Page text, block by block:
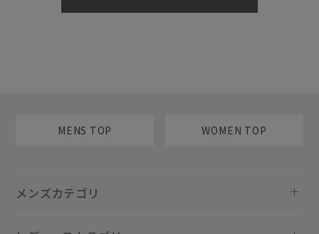
MENS TOP WOMEN TOP
メンズカテゴリ